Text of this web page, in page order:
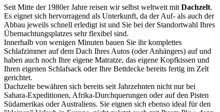
Seit Mitte der 1980er Jahre reisen wir selbst weltweit mit Dachzelt.
Es eignet sich hervorragend als Unterkunft, da der Auf- als auch der
Abbau jeweils schnell erledigt ist und Sie bei der Standortwahl Ihres
Übernachtungsplatzes sehr flexibel sind.
Innerhalb von wenigen Minuten bauen Sie ihr komplettes
Schlafzimmer auf dem Dach Ihres Autos (oder Anhängers) auf und
haben auch noch Ihre eigene Matratze, das eigene Kopfkissen und
Ihren eigenen Schlafsack oder Ihre Bettdecke bereits fertig im Zelt
gerichtet.
Dachzelte bewähren sich bereits seit Jahrzehnten nicht nur bei
Sahara-Expeditionen, Afrika-Durchquerungen oder auf den Pisten
Südamerikas oder Australiens. Sie eignen sich ebenso ideal für den